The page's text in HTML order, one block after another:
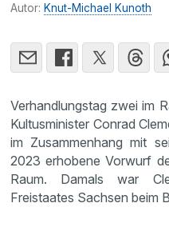
Autor: Knut-Michael Kunoth
Verhandlungstag zwei im
Kultusminister Conrad
im Zusammenhang mit
2023 erhobene Vorwurf
Raum. Damals war
Freistaates Sachsen beim